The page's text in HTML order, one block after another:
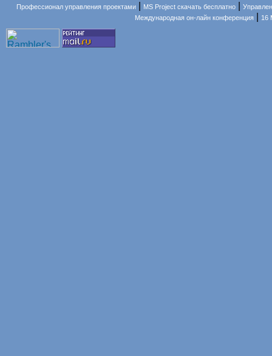
Профессионал управления проектами MS Project скачать бесплатно |
Международная он-лайн конференция
16